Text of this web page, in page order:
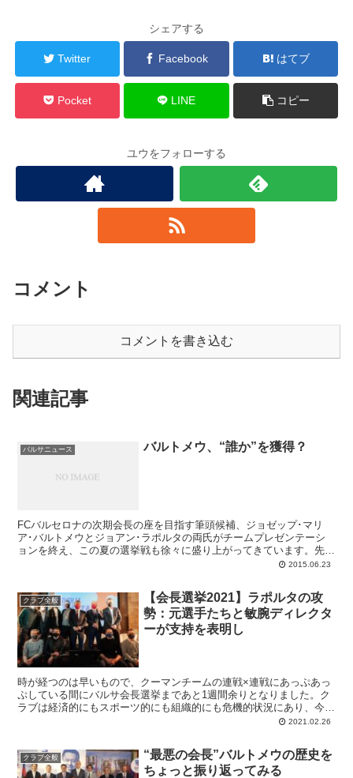
シェアする
Twitter Facebook はてブ
Pocket LINE コピー
ユウをフォローする
コメント
コメントを書き込む
関連記事
バルサニュース バルトメウ、“誰か”を獲得？
FCバルセロナの次期会長の座を目指す筆頭候補、ジョゼップ･マリ
ア･バルトメウとジョアン･ラポルタの両氏がチームプレゼンテーシ
ョンを終え、この夏の選挙戦も徐々に盛り上がってきています。先週
末にもうひとりのプレ候補であるジョルディ･マホ絡みでセルヒオ･
ディレクターとしてエリック･アビダルが迎え入れられるというニュ
ース。対してバルトメウ陣営に関しては、こちらは公表されたもので
はありませんが、“ある選手”の所属するクラブの会長との移籍交渉で
合意した、とのウワサが流れています。
2015.06.23
クラブ全般
【会長選挙2021】ラポルタの攻
勢：元選手たちと敏腕ディレクタ
ーが支持を表明し
時が経つのは早いもので、クーマンチームの連戦×連戦にあっぷあっ
ぷしている間にバルサ会長選挙まであと1週間余りとなりました。ク
ラブは経済的にもスポーツ的にも組織的にも危機的状況にあり、今回
の選挙が命運を握っていると言っても過言ではない。これからの1週
2021.02.26
クラブ全般
“最悪の会長”バルトメウの歴史を
ちょっと振り返ってみる